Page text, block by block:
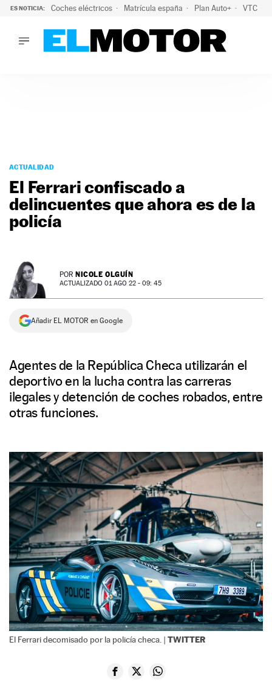
ES NOTICIA: Coches eléctricos Matrícula españa Plan Auto+ VTC
PODCAST
MOTOS
TECNOLOGÍA
SUPERCOCHES
MOTORTV
SERVICIOS
NEWSLETTER
SÍGUENOS
ACTUALIDAD
El Ferrari confiscado a
delincuentes que ahora es de la
policía
POR NICOLE OLGUÍN
ACTUALIZADO 01 AGO 22 - 09: 45
Añadir EL MOTOR en Google
Agentes de la República Checa utilizarán el
deportivo en la lucha contra las carreras
ilegales y detención de coches robados, entre
otras funciones.
El Ferrari decomisado por la policía checa. | TWITTER